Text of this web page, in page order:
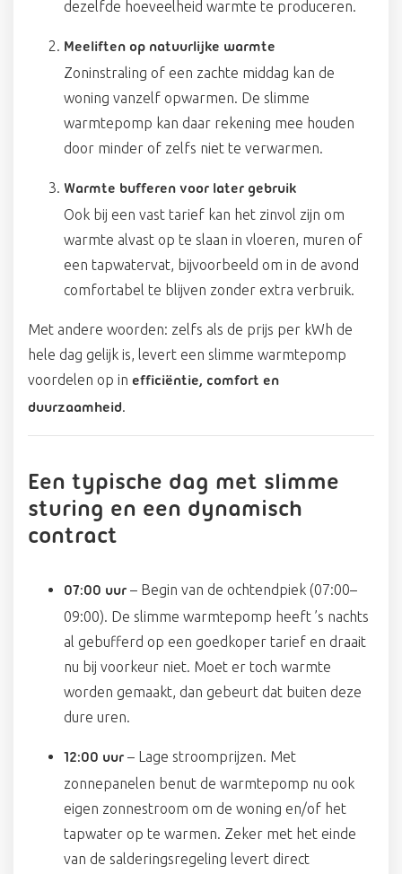
dezelfde hoeveelheid warmte te produceren.
Meeliften op natuurlijke warmte
Zoninstraling of een zachte middag kan de
woning vanzelf opwarmen. De slimme
warmtepomp kan daar rekening mee houden
door minder of zelfs niet te verwarmen.
Warmte bufferen voor later gebruik
Ook bij een vast tarief kan het zinvol zijn om
warmte alvast op te slaan in vloeren, muren of
een tapwatervat, bijvoorbeeld om in de avond
comfortabel te blijven zonder extra verbruik.
Met andere woorden: zelfs als de prijs per kWh de
hele dag gelijk is, levert een slimme warmtepomp
voordelen op in efficiëntie, comfort en
duurzaamheid
Een typische dag met slimme
sturing en een dynamisch
contract
07:00 uur – Begin van de ochtendpiek (07:00–
09:00). De slimme warmtepomp heeft ’s nachts
al gebufferd op een goedkoper tarief en draait
nu bij voorkeur niet. Moet er toch warmte
worden gemaakt, dan gebeurt dat buiten deze
dure uren.
12:00 uur – Lage stroomprijzen. Met
zonnepanelen benut de warmtepomp nu ook
eigen zonnestroom om de woning en/of het
tapwater op te warmen. Zeker met het einde
van de salderingsregeling levert direct